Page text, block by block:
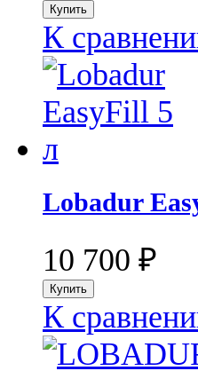
К
Lobadur
10 700 ₽
К